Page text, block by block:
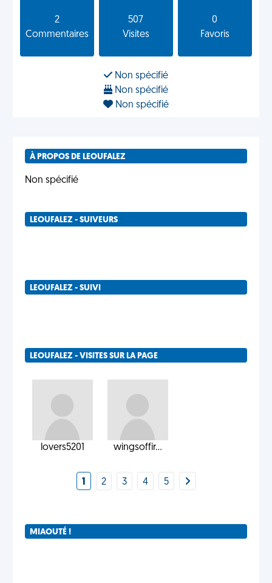
2
Commentaires
507
Visites
0
Favoris
Non spécifié
Non spécifié
Non spécifié
À PROPOS DE LEOUFALEZ
Non spécifié
LEOUFALEZ - SUIVEURS
LEOUFALEZ - SUIVI
LEOUFALEZ - VISITES SUR LA PAGE
lovers5201 wingsoffir...
1 2 3 4 5
MIAOUTÉ !